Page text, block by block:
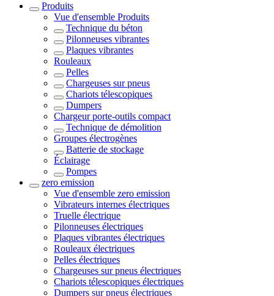
Produits
Vue d'ensemble Produits
Technique du béton
Pilonneuses vibrantes
Plaques vibrantes
Rouleaux
Pelles
Chargeuses sur pneus
Chariots télescopiques
Dumpers
Chargeur porte-outils compact
Technique de démolition
Groupes électrogènes
Batterie de stockage
Éclairage
Pompes
zero emission
Vue d'ensemble zero emission
Vibrateurs internes électriques
Truelle électrique
Pilonneuses électriques
Plaques vibrantes électriques
Rouleaux électriques
Pelles électriques
Chargeuses sur pneus électriques
Chariots télescopiques électriques
Dumpers sur pneus électriques